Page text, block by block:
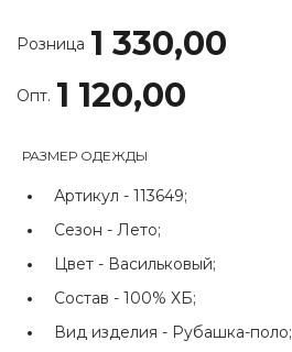
Розница 1 330,00
Опт. 1 120,00
РАЗМЕР ОДЕЖДЫ
Артикул - 113649;
Сезон - Лето;
Цвет - Васильковый;
Состав - 100% ХБ;
Вид изделия - Рубашка-поло;